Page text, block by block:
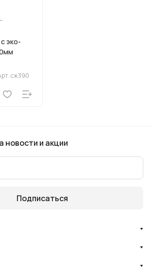
эко-
сж390
новости и акции
Подписаться